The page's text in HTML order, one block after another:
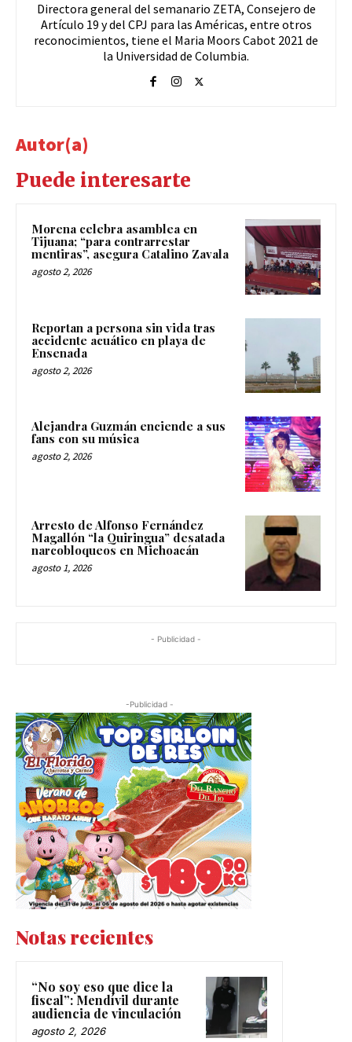
Directora general del semanario ZETA, Consejero de
Artículo 19 y del CPJ para las Américas, entre otros
reconocimientos, tiene el Maria Moors Cabot 2021 de
la Universidad de Columbia.
Autor(a)
Puede interesarte
Morena celebra asamblea en
Tijuana; “para contrarrestar
mentiras”, asegura Catalino Zavala
agosto 2, 2026
Reportan a persona sin vida tras
accidente acuático en playa de
Ensenada
agosto 2, 2026
Alejandra Guzmán enciende a sus
fans con su música
agosto 2, 2026
Arresto de Alfonso Fernández
Magallón “la Quiringua” desatada
narcobloqueos en Michoacán
agosto 1, 2026
- Publicidad -
-Publicidad -
Notas recientes
“No soy eso que dice la
fiscal”: Mendívil durante
audiencia de vinculación
agosto 2, 2026